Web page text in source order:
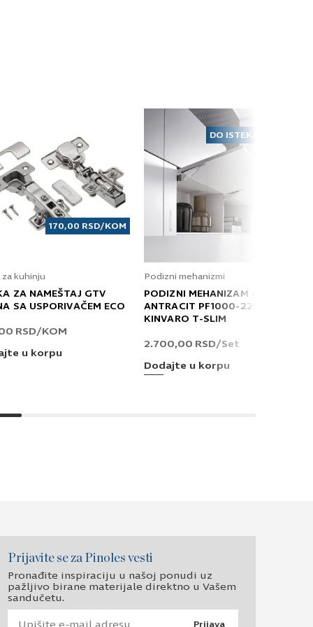
170,00 RSD/KOM
za kuhinju
ZA NAMEŠTAJ GTV
SA USPORIVAČEM ECO
RSD/KOM
u korpu
DO ISTEKA ZALIHA
Podizni mehanizmi
PODIZNI MEHANIZAM GRASS
ANTRACIT PF1000-2250 T
KINVARO T-SLIM
2.700,00 RSD/Set
Dodajte u korpu
Prijavite se za Pinoles vesti
Pronađite inspiraciju u našoj ponudi uz
pažljivo birane materijale direktno u Vašem
sandučetu.
Prijava